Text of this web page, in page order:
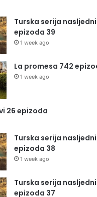
Turska serija
epizoda 39
1 week ago
La promesa 742
1 week ago
26 epizoda
Turska serija
epizoda 38
1 week ago
Turska serija
epizoda 37